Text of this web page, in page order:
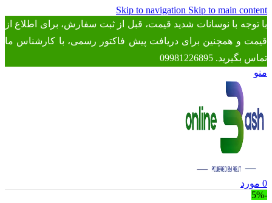
Skip to navigation Skip to main content
با توجه با نوسانات شدید قیمت، قبل از ثبت سفارش، برای اطلاع از
قیمت و همچنین برای دریافت پیش فاکتور رسمی، با کارشناس ما
تماس بگیرید. 09981226895
منو
0 مورد
-5%